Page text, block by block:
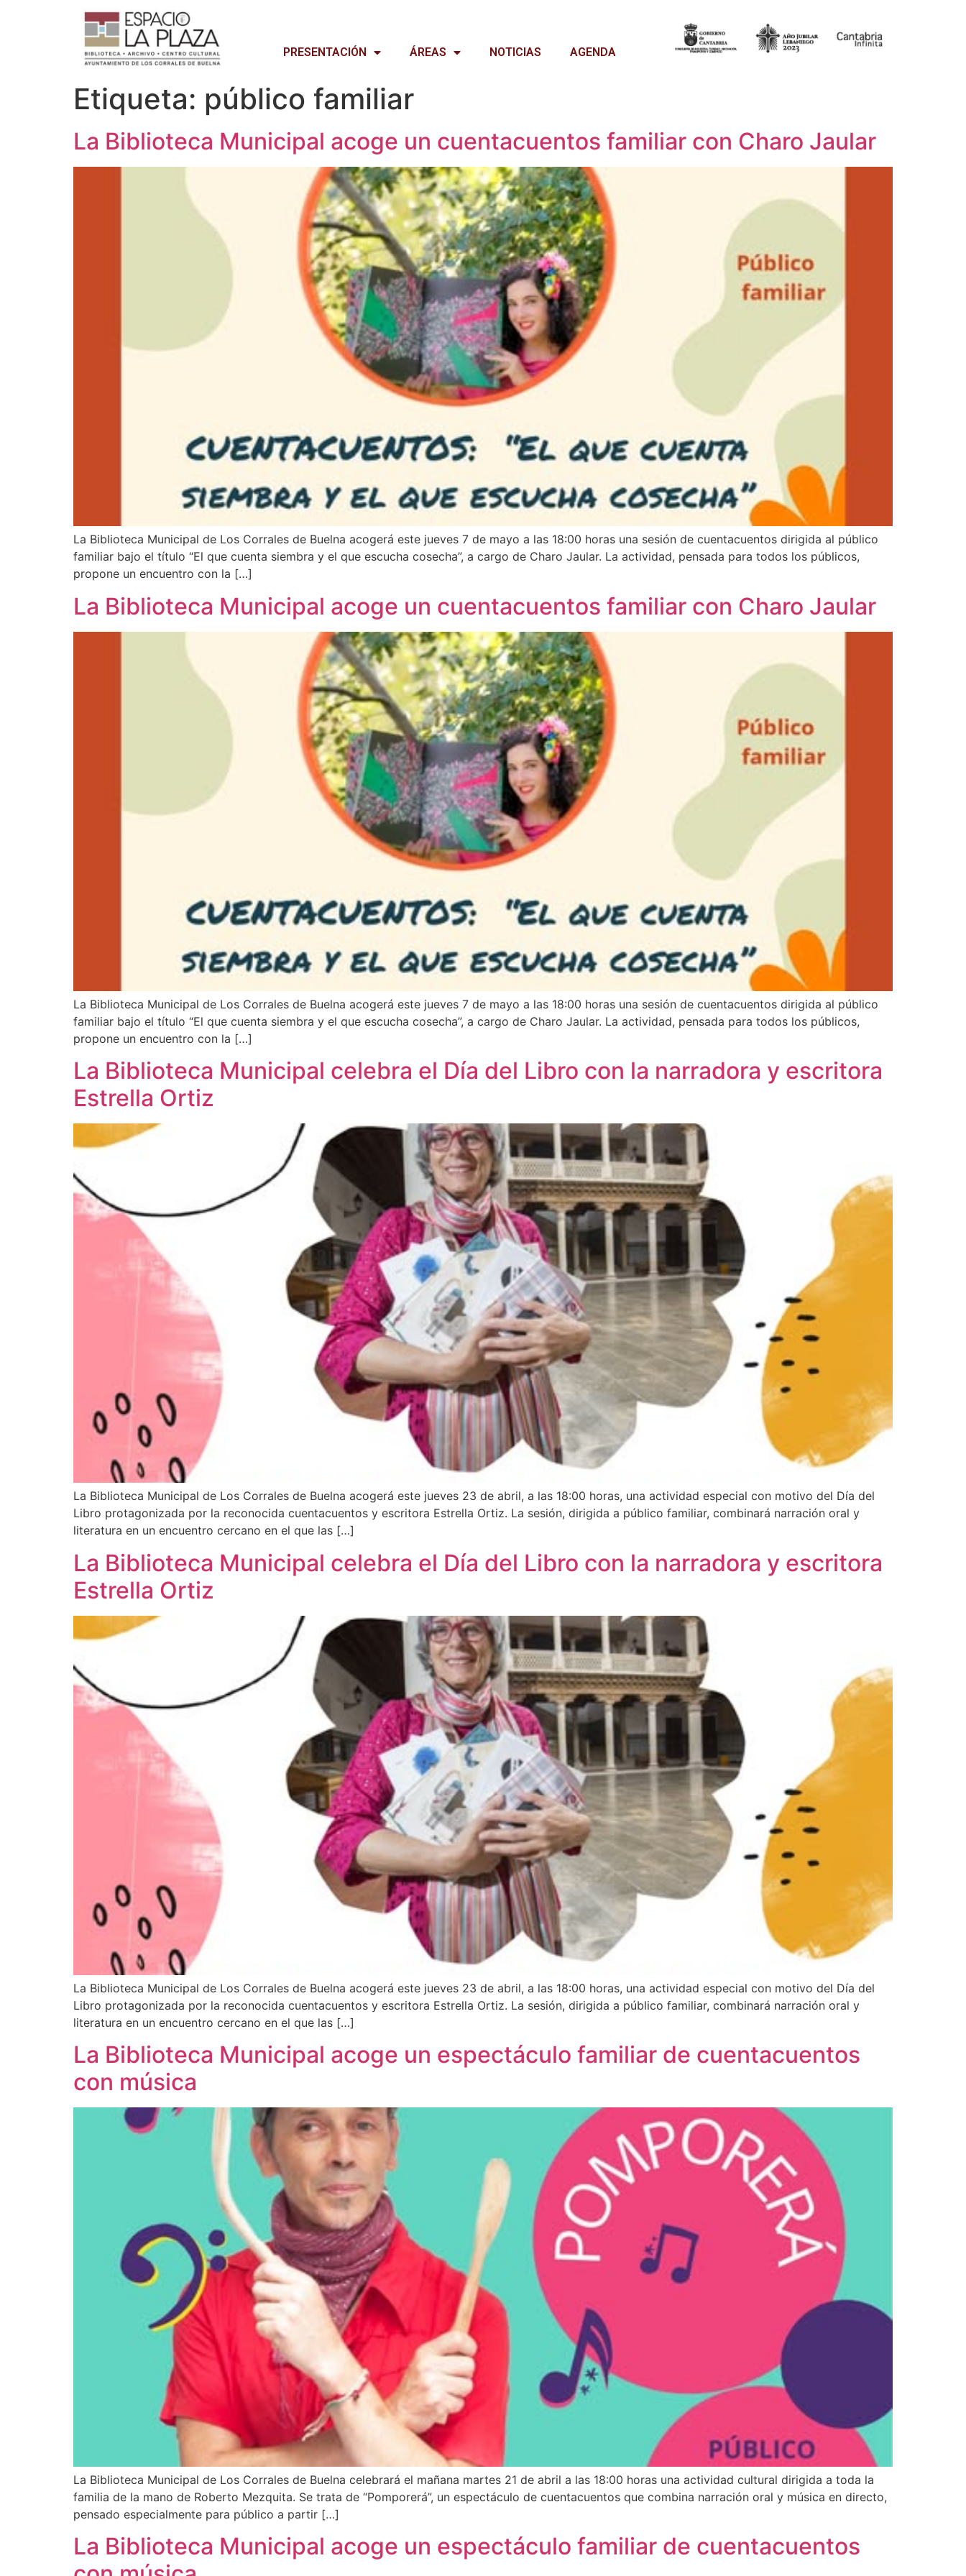
PRESENTACIÓN ÁREAS NOTICIAS AGENDA
Etiqueta: público familiar
La Biblioteca Municipal acoge un cuentacuentos familiar con Charo Jaular
La Biblioteca Municipal de Los Corrales de Buelna acogerá este jueves 7 de mayo a las 18:00 horas una sesión de cuentacuentos dirigida al público
familiar bajo el título “El que cuenta siembra y el que escucha cosecha”, a cargo de Charo Jaular. La actividad, pensada para todos los públicos,
propone un encuentro con la […]
La Biblioteca Municipal acoge un cuentacuentos familiar con Charo Jaular
La Biblioteca Municipal de Los Corrales de Buelna acogerá este jueves 7 de mayo a las 18:00 horas una sesión de cuentacuentos dirigida al público
familiar bajo el título “El que cuenta siembra y el que escucha cosecha”, a cargo de Charo Jaular. La actividad, pensada para todos los públicos,
propone un encuentro con la […]
La Biblioteca Municipal celebra el Día del Libro con la narradora y escritora
Estrella Ortiz
La Biblioteca Municipal de Los Corrales de Buelna acogerá este jueves 23 de abril, a las 18:00 horas, una actividad especial con motivo del Día del
Libro protagonizada por la reconocida cuentacuentos y escritora Estrella Ortiz. La sesión, dirigida a público familiar, combinará narración oral y
literatura en un encuentro cercano en el que las […]
La Biblioteca Municipal celebra el Día del Libro con la narradora y escritora
Estrella Ortiz
La Biblioteca Municipal de Los Corrales de Buelna acogerá este jueves 23 de abril, a las 18:00 horas, una actividad especial con motivo del Día del
Libro protagonizada por la reconocida cuentacuentos y escritora Estrella Ortiz. La sesión, dirigida a público familiar, combinará narración oral y
literatura en un encuentro cercano en el que las […]
La Biblioteca Municipal acoge un espectáculo familiar de cuentacuentos
con música
La Biblioteca Municipal de Los Corrales de Buelna celebrará el mañana martes 21 de abril a las 18:00 horas una actividad cultural dirigida a toda la
familia de la mano de Roberto Mezquita. Se trata de “Pomporerá”, un espectáculo de cuentacuentos que combina narración oral y música en directo,
pensado especialmente para público a partir […]
La Biblioteca Municipal acoge un espectáculo familiar de cuentacuentos